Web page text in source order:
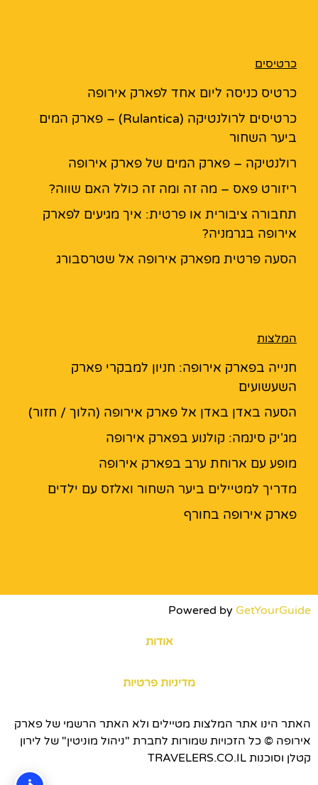
כרטיסים
כרטיס כניסה ליום אחד לפארק אירופה
כרטיסים לרולנטיקה (Rulantica) – פארק המים
ביער השחור
רולנטיקה – פארק המים של פארק אירופה
ריזורט פאס – מה זה ומה זה כולל האם שווה?
תחבורה ציבורית או פרטית: איך מגיעים לפארק
אירופה בגרמניה?
הסעה פרטית מפארק אירופה אל שטרסבורג
המלצות
חנייה בפארק אירופה: חניון למבקרי פארק
השעשועים
הסעה באדן באדן אל פארק אירופה (הלוך / חזור)
מג'יק סינמה: קולנוע בפארק אירופה
מופע עם ארוחת ערב בפארק אירופה
מדריך למטיילים ביער השחור ואלזס עם ילדים
פארק אירופה בחורף
Powered by GetYourGuide
אודות
מדיניות פרטיות
האתר הינו אתר המלצות מטיילים ולא האתר הרשמי של פארק
אירופה © כל הזכויות שמורות לחברת "ניהול מוניטין" של לירון
קטלן וסוכנות TRAVELERS.CO.IL